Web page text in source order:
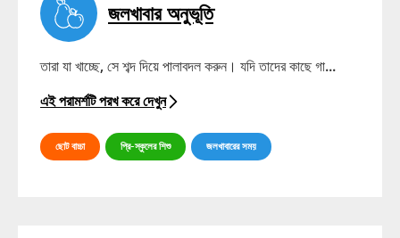
জলখাবার অনুভূতি
তারা যা খাচ্ছে, সে শব্দ দিয়ে পালাবদল করুন। যদি তাদের কাছে গা...
এই পরামর্শটি পরখ করে দেখুন
ছোট বাচ্চা প্রি-স্কুলের শিশু জলখাবারের সময়